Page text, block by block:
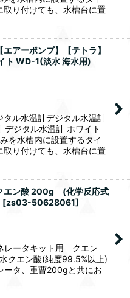
取り付けても、水槽台に置
エアーポンプ】【テトラ】
ト WD-1(淡水 海水用)
タル水温計デジタル水温計
デジタル水温計 ホワイト
を水槽内に設置するタイ
取り付けても、水槽台に置
エン酸 200g (化学反応式
[zs03-50628061]
レータキット用 クエン
クエン酸(純度99.5%以上)
ータ、重曹200gと共にお